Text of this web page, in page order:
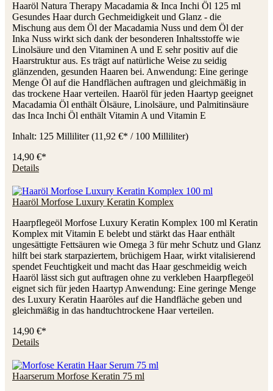
Haaröl Natura Therapy Macadamia & Inca Inchi Öl 125 ml
Gesundes Haar durch Gechmeidigkeit und Glanz - die
Mischung aus dem Öl der Macadamia Nuss und dem Öl der
Inka Nuss wirkt sich dank der besonderen Inhaltsstoffe wie
Linolsäure und den Vitaminen A und E sehr positiv auf die
Haarstruktur aus. Es trägt auf natürliche Weise zu seidig
glänzenden, gesunden Haaren bei. Anwendung: Eine geringe
Menge Öl auf die Handflächen auftragen und gleichmäßig in
das trockene Haar verteilen. Haaröl für jeden Haartyp geeignet
Macadamia Öl enthält Ölsäure, Linolsäure, und Palmitinsäure
das Inca Inchi Öl enthält Vitamin A und Vitamin E
Inhalt: 125 Milliliter(11,92 €* / 100 Milliliter)
14,90 €*
Details
Haaröl Morfose Luxury Keratin Komplex
Haarpflegeöl Morfose Luxury Keratin Komplex 100 ml Keratin
Komplex mit Vitamin E belebt und stärkt das Haar enthält
ungesättigte Fettsäuren wie Omega 3 für mehr Schutz und Glanz
hilft bei stark starpaziertem, brüchigem Haar, wirkt vitalisierend
spendet Feuchtigkeit und macht das Haar geschmeidig weich
Haaröl lässt sich gut auftragen ohne zu verkleben Haarpflegeöl
eignet sich für jeden Haartyp Anwendung: Eine geringe Menge
des Luxury Keratin Haaröles auf die Handfläche geben und
gleichmäßig in das handtuchtrockene Haar verteilen.
14,90 €*
Details
Haarserum Morfose Keratin 75 ml